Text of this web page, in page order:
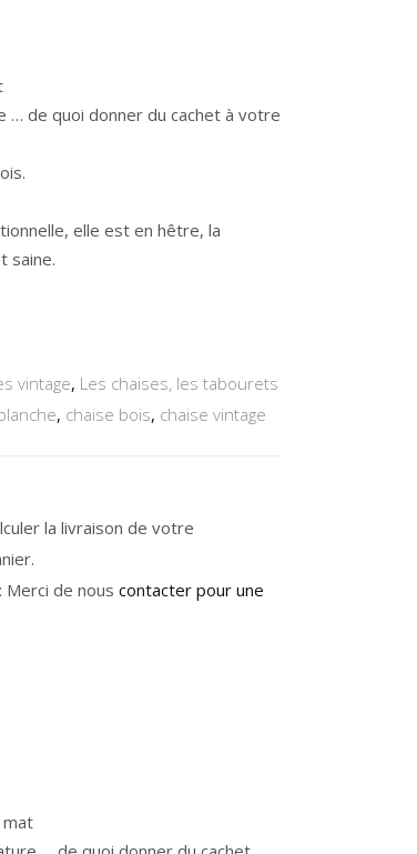
… de quoi donner du cachet à votre
elle est en hêtre, la
saine.
vintage, Les chaises, les tabourets
, chaise bois, chaise vintage
la livraison de votre
de nous contacter pour une
mat